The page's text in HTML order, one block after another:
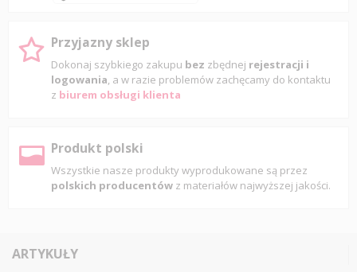
Przyjazny sklep
Dokonaj szybkiego zakupu bez zbędnej rejestracji i
logowania , a w razie problemów zachęcamy do kontaktu
z biurem obsługi klienta
Produkt polski
Wszystkie nasze produkty wyprodukowane są przez
polskich producentów z materiałów najwyższej jakości.
ARTYKUŁY